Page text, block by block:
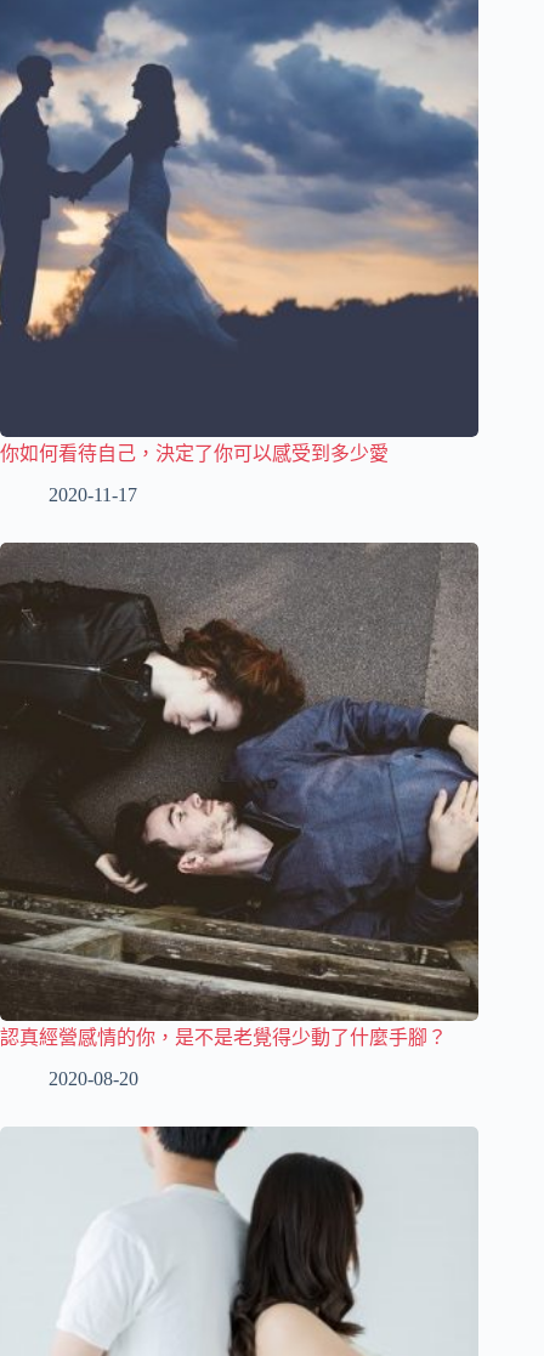
你如何看待自己，決定了你可以感受到多少愛
2020-11-17
認真經營感情的你，是不是老覺得少動了什麼手腳？
2020-08-20